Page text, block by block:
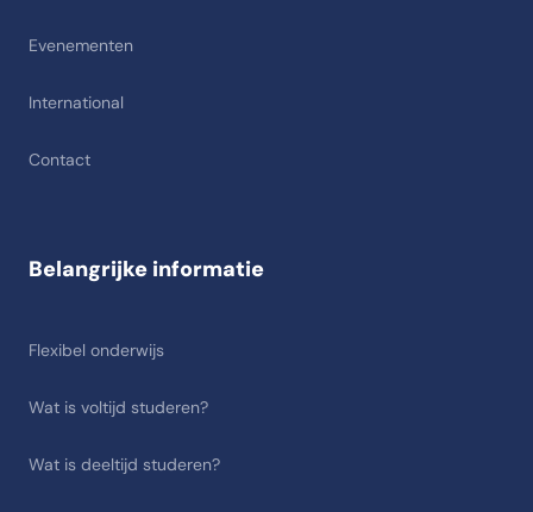
Evenementen
International
Contact
Belangrijke informatie
Flexibel onderwijs
Wat is voltijd studeren?
Wat is deeltijd studeren?